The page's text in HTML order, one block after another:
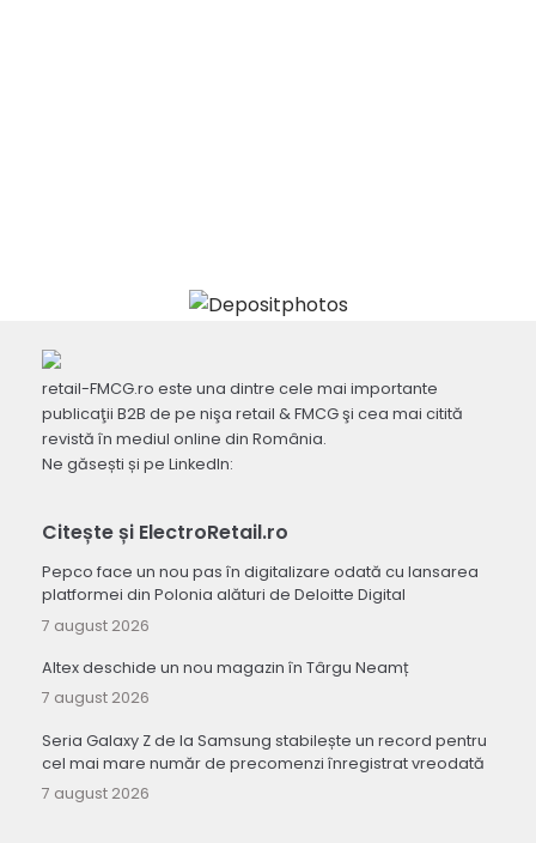
retail-FMCG.ro este una dintre cele mai importante
publicaţii B2B de pe nişa retail & FMCG şi cea mai citită
revistă în mediul online din România.
Ne găsești și pe LinkedIn:
Citește și ElectroRetail.ro
Pepco face un nou pas în digitalizare odată cu lansarea
platformei din Polonia alături de Deloitte Digital
7 august 2026
Altex deschide un nou magazin în Târgu Neamț
7 august 2026
Seria Galaxy Z de la Samsung stabilește un record pentru
cel mai mare număr de precomenzi înregistrat vreodată
7 august 2026